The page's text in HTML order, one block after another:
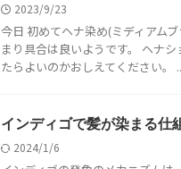
2023/9/23
今日 初めてヘナ染め(ミディアム
まり具合は良いようです。 ヘナ
たらよいのかおしえてください。
インディゴで髪が染まる仕
2024/1/6